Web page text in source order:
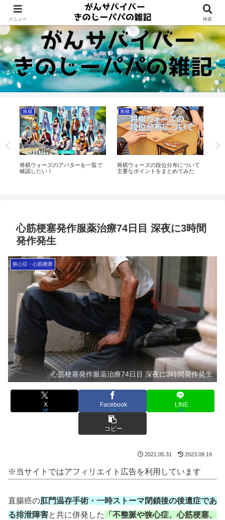
Dreams beyond 60s
将棋
将棋ウォーズのアバターを一覧で
確認したい！
将棋
将棋ウォーズの段位分布について
主要なポイントをまとめてみた
心筋梗塞発作服薬治療74日目 深夜に3時間
発作発生
狭心症・心筋梗塞
心筋梗塞発作服薬治療74日目 深夜に3時間発作発生
X Facebook LINE
コピー
2021.05.31 2023.09.19
※当サイトではアフィリエイト広告を利用しています
直腸癌の肛門温存手術・一時ストーマ閉鎖後の後遺症であ
る排泄障害と共に併発した
「不整脈や狭心症、心筋梗塞、
メニュー 検索